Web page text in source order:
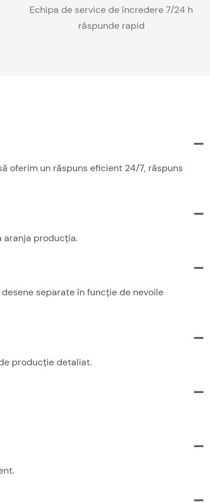
Echipa de service de încredere 7/24 h
răspunde rapid
oferim un răspuns eficient 24/7, răspuns
aranja producția.
separate în funcție de nevoile
producție detaliat.